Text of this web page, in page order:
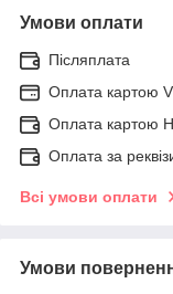
Умови оплати
Післяплата
Оплата картою
Оплата картою
Оплата за
Всі умови оплати
Умови